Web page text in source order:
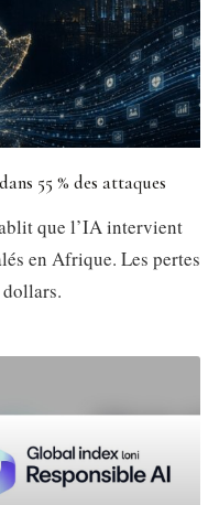
55 % des attaques
que l’IA intervient
en Afrique. Les pertes